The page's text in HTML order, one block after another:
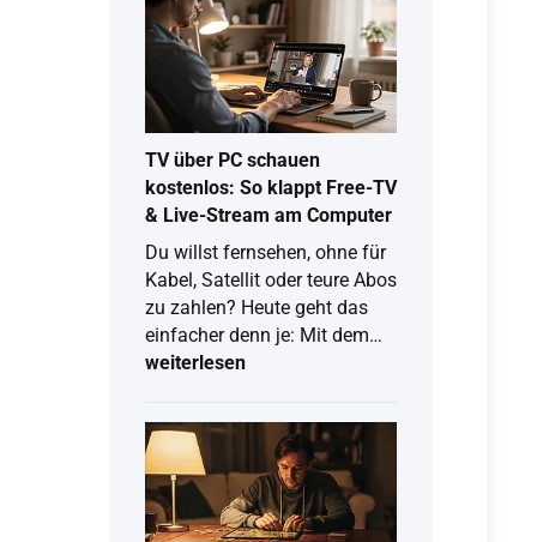
du
Joyn
Plus
kostenlos
TV über PC schauen
kostenlos: So klappt Free-TV
& Live-Stream am Computer
Du willst fernsehen, ohne für
Kabel, Satellit oder teure Abos
zu zahlen? Heute geht das
einfacher denn je: Mit dem…
schauen
weiterlesen